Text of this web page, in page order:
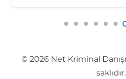
© 2026 Net Kriminal
saklıdır.